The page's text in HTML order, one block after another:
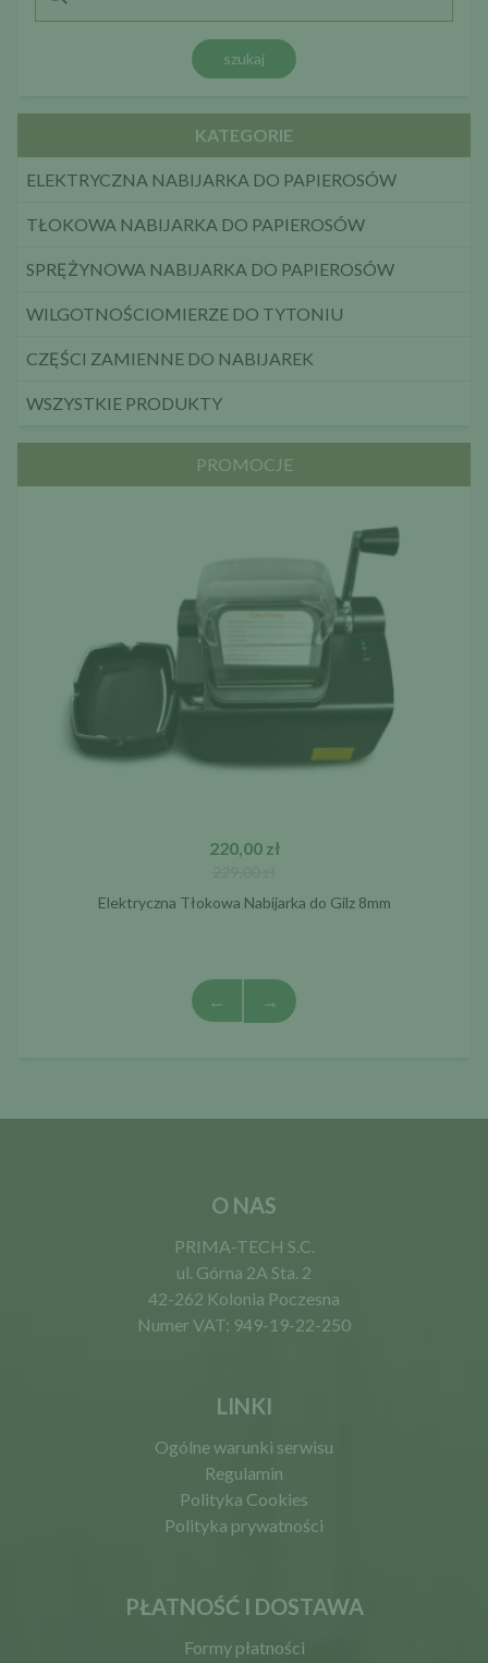
szukaj
KATEGORIE
ELEKTRYCZNA NABIJARKA DO PAPIEROSÓW
TŁOKOWA NABIJARKA DO PAPIEROSÓW
SPRĘŻYNOWA NABIJARKA DO PAPIEROSÓW
WILGOTNOŚCIOMIERZE DO TYTONIU
CZĘŚCI ZAMIENNE DO NABIJAREK
WSZYSTKIE PRODUKTY
PROMOCJE
220,00 zł
Elektryczna Tłokowa Nabijarka do Gilz 8mm
← →
O NAS
PRIMA-TECH S.C.
ul. Górna 2A Sta. 2
42-262 Kolonia Poczesna
Numer VAT: 949-19-22-250
LINKI
Ogólne warunki serwisu
Regulamin
Polityka Cookies
Polityka prywatności
PŁATNOŚĆ I DOSTAWA
Formy płatności